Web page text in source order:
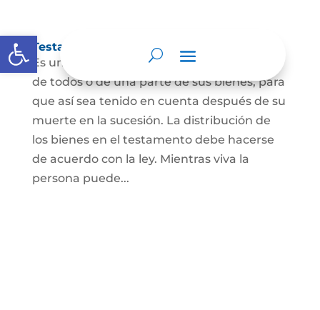
Abrir barra de herramientas
Testamento
Es un acto por el cual una persona dispone
de todos o de una parte de sus bienes, para
que así sea tenido en cuenta después de su
muerte en la sucesión. La distribución de
los bienes en el testamento debe hacerse
de acuerdo con la ley. Mientras viva la
persona puede...